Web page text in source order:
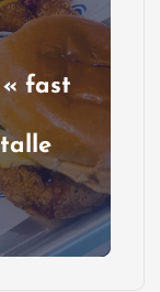
« fast